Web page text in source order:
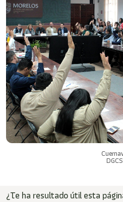
¿Te ha resultado útil esta